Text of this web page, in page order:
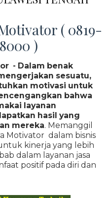
( 0819-
)
- Dalam benak
sesuatu,
motivasi untuk
bahwa
layanan
hasil yang
mereka. Memanggil
Motivator dalam bisnis
kinerja yang lebih
dalam layanan jasa
positif pada diri dan